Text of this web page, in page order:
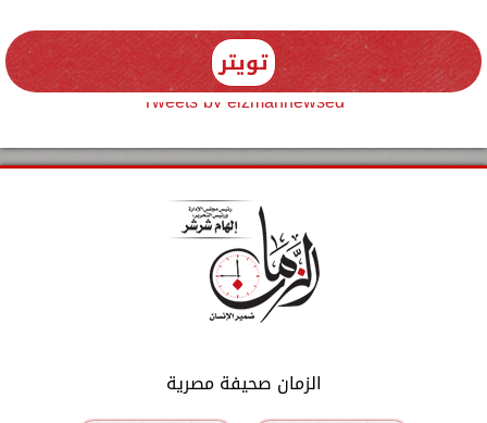
تويتر
Tweets by elzmannewseg
الزمان صحيفة مصرية